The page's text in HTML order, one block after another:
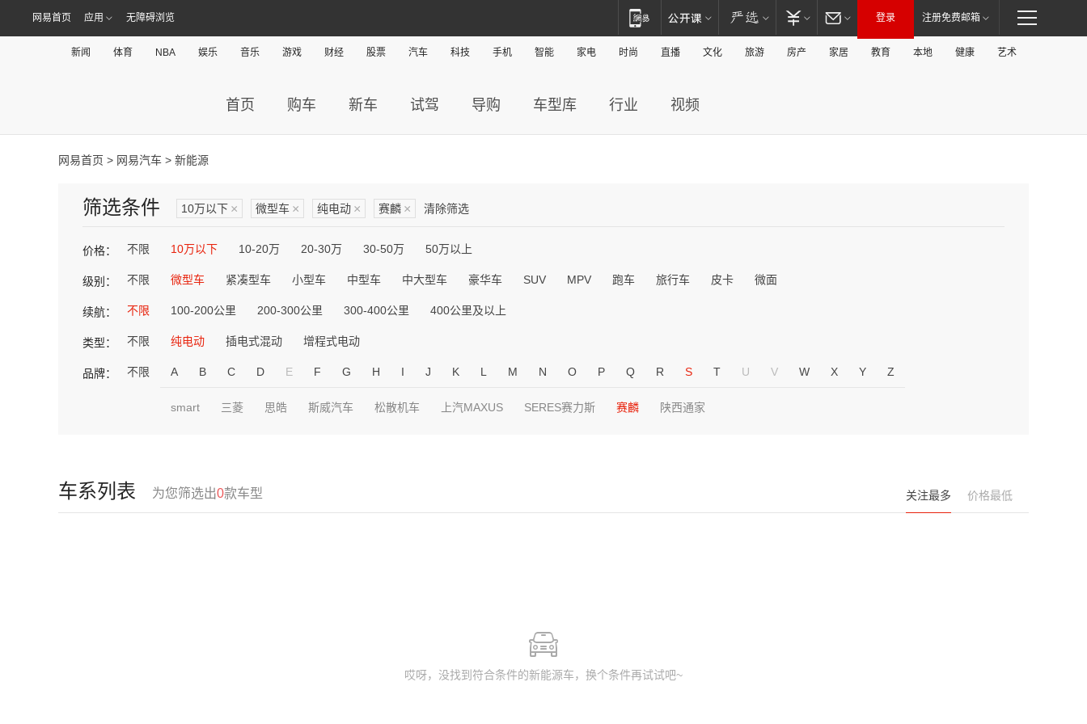
网易首页 应用 无障碍浏览 登录 注册免费邮箱
新闻 体育 NBA 娱乐 音乐 游戏 财经 股票 汽车 科技 手机 智能 家电 时尚 直播 文化 旅游 房产 家居 教育 本地 健康 艺术
首页 购车 新车 试驾 导购 车型库 行业 视频
网易首页 > 网易汽车 > 新能源
筛选条件 10万以下 × 微型车 × 纯电动 × 赛麟 × 清除筛选
价格： 不限 10万以下 10-20万 20-30万 30-50万 50万以上
级别： 不限 微型车 紧凑型车 小型车 中型车 中大型车 豪华车 SUV MPV 跑车 旅行车 皮卡 微面
续航： 不限 100-200公里 200-300公里 300-400公里 400公里及以上
类型： 不限 纯电动 插电式混动 增程式电动
品牌： 不限 A B C D E F G H I J K L M N O P Q R S T U V W X Y Z
smart 三菱 思皓 斯威汽车 松散机车 上汽MAXUS SERES赛力斯 赛麟 陕西通家
车系列表 为您筛选出0款车型 关注最多 价格最低
哎呀，没找到符合条件的新能源车，换个条件再试试吧~